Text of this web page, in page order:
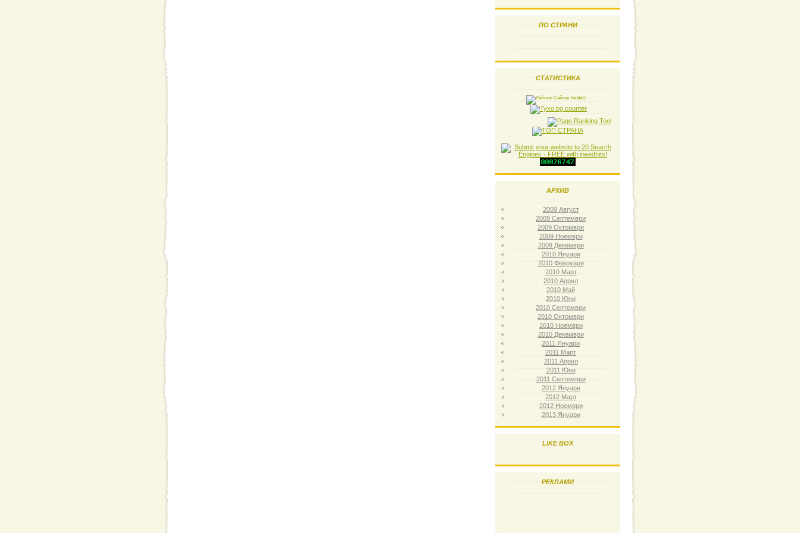
ПО СТРАНИ
СТАТИСТИКА
АРХИВ
2009 Август
2009 Септември
2009 Октомври
2009 Ноември
2009 Декември
2010 Януари
2010 Февруари
2010 Март
2010 Април
2010 Май
2010 Юни
2010 Септември
2010 Октомври
2010 Ноември
2010 Декември
2011 Януари
2011 Март
2011 Април
2011 Юни
2011 Септември
2012 Януари
2012 Март
2012 Ноември
2013 Януари
LIKE BOX
РЕКЛАМИ